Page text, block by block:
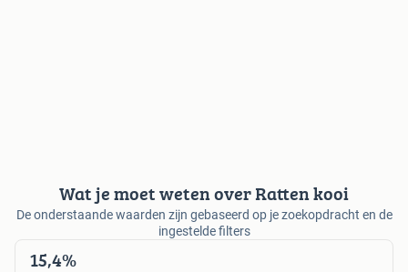
Wat je moet weten over Ratten kooi
De onderstaande waarden zijn gebaseerd op je zoekopdracht en de
ingestelde filters
15,4%